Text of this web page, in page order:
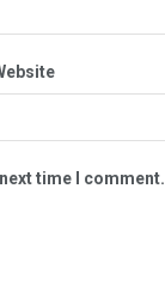
time I comment.